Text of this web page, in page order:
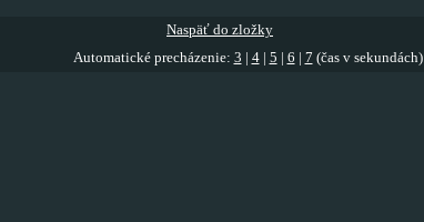
Naspäť do zložky
Automatické precházenie: 3 4| 5 6 7 (čas v sekundách)